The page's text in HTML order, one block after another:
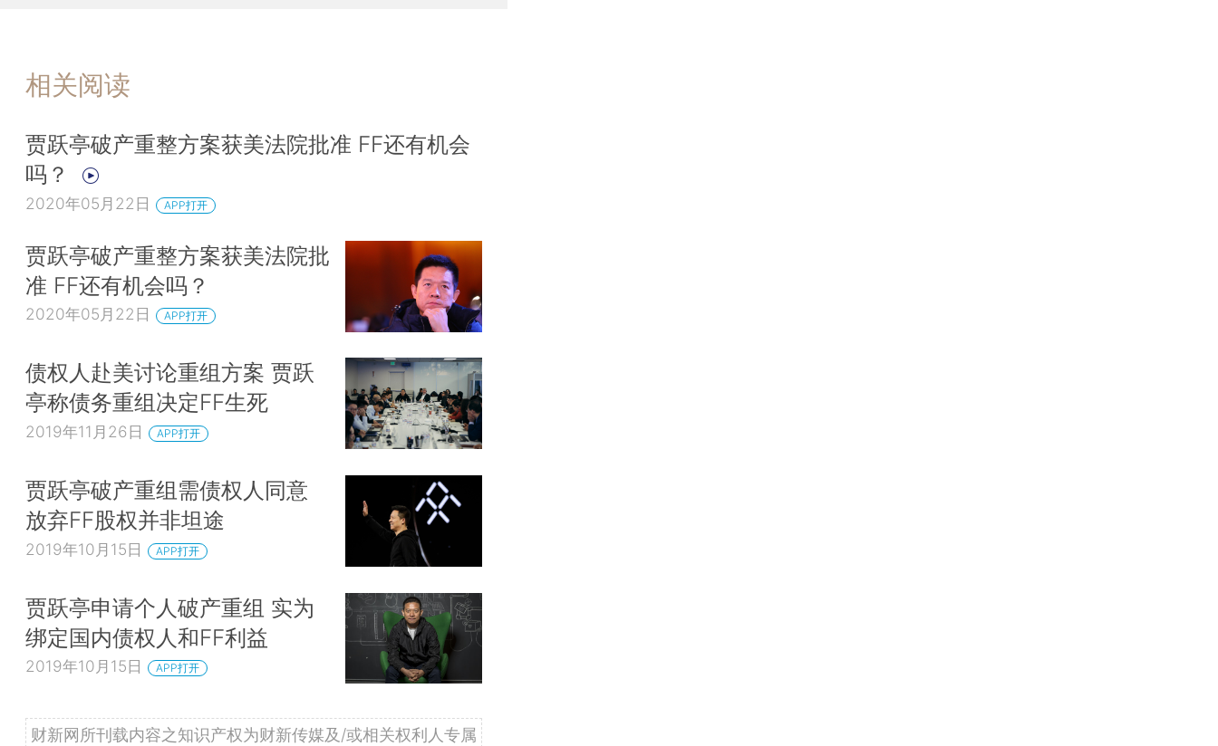
相关阅读
贾跃亭破产重整方案获美法院批准 FF还有机会
吗？
2020年05月22日 APP打开
贾跃亭破产重整方案获美法院批
准 FF还有机会吗？
2020年05月22日 APP打开
债权人赴美讨论重组方案 贾跃
亭称债务重组决定FF生死
2019年11月26日 APP打开
贾跃亭破产重组需债权人同意
放弃FF股权并非坦途
2019年10月15日 APP打开
贾跃亭申请个人破产重组 实为
绑定国内债权人和FF利益
2019年10月15日 APP打开
财新网所刊载内容之知识产权为财新传媒及/或相关权利人专属